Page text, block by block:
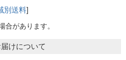
別送料]
合があります。
けについて